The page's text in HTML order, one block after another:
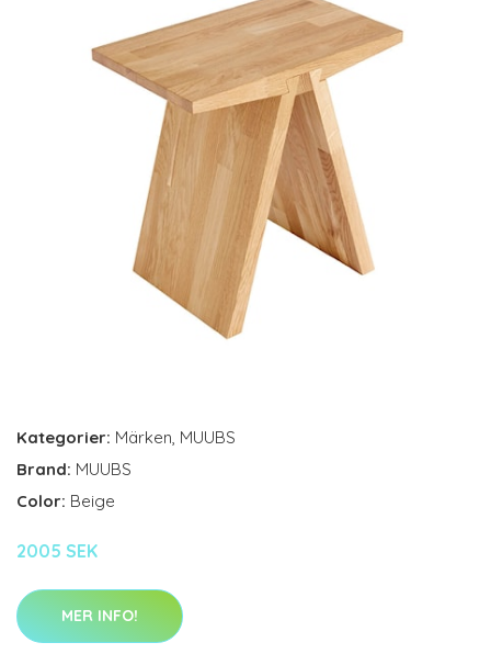
Kategorier: Märken, MUUBS
Brand: MUUBS
Color: Beige
2005 SEK
MER INFO!